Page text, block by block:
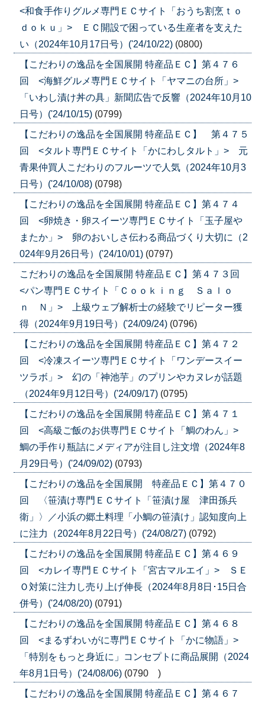
<和食手作りグルメ専門ＥＣサイト「おうち割烹ｔｏ
ｄｏｋｕ」> ＥＣ開設で困っている生産者を支えた
い（2024年10月17日号）('24/10/22) (0800)
【こだわりの逸品を全国展開 特産品ＥＣ】第４７６
回 <海鮮グルメ専門ＥＣサイト「ヤマニの台所」>
「いわし漬け丼の具」新聞広告で反響（2024年10月10
日号）('24/10/15) (0799)
【こだわりの逸品を全国展開 特産品ＥＣ】 第４７５
回 <タルト専門ＥＣサイト「かにわしタルト」> 元
青果仲買人こだわりのフルーツで人気（2024年10月3
日号）('24/10/08) (0798)
【こだわりの逸品を全国展開 特産品ＥＣ】第４７４
回 <卵焼き・卵スイーツ専門ＥＣサイト「玉子屋や
またか」> 卵のおいしさ伝わる商品づくり大切に（2
024年9月26日号）('24/10/01) (0797)
こだわりの逸品を全国展開 特産品ＥＣ】第４７３回
<パン専門ＥＣサイト「Ｃｏｏｋｉｎｇ Ｓａｌｏ
ｎ Ｎ」> 上級ウェブ解析士の経験でリピーター獲
得（2024年9月19日号）('24/09/24) (0796)
【こだわりの逸品を全国展開 特産品ＥＣ】第４７２
回 <冷凍スイーツ専門ＥＣサイト「ワンデースイー
ツラボ」> 幻の「神池芋」のプリンやカヌレが話題
（2024年9月12日号）('24/09/17) (0795)
【こだわりの逸品を全国展開 特産品ＥＣ】第４７１
回 <高級ご飯のお供専門ＥＣサイト「鯛のわん」>
鯛の手作り瓶詰にメディアが注目し注文増（2024年8
月29日号）('24/09/02) (0793)
【こだわりの逸品を全国展開 特産品ＥＣ】第４７０
回 〈笹漬け専門ＥＣサイト「笹漬け屋 津田孫兵
衛」〉／小浜の郷土料理「小鯛の笹漬け」認知度向上
に注力（2024年8月22日号）('24/08/27) (0792)
【こだわりの逸品を全国展開 特産品ＥＣ】第４６９
回 <カレイ専門ＥＣサイト「宮古マルエイ」> ＳＥ
Ｏ対策に注力し売り上げ伸長（2024年8月8日･15日合
併号）('24/08/20) (0791)
【こだわりの逸品を全国展開 特産品ＥＣ】第４６８
回 <まるずわいがに専門ＥＣサイト「かに物語」>
「特別をもっと身近に」コンセプトに商品展開（2024
年8月1日号）('24/08/06) (0790 )
【こだわりの逸品を全国展開 特産品ＥＣ】第４６７